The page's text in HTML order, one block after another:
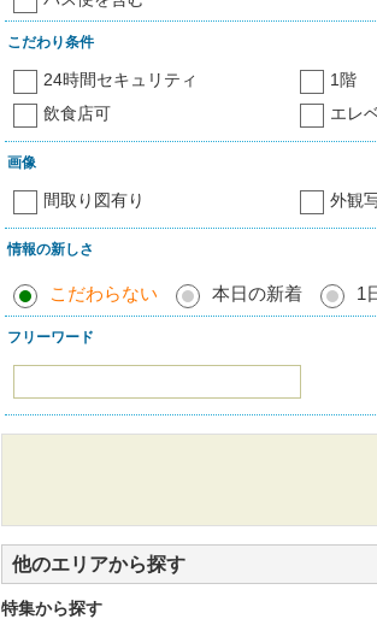
こだわり条件
24時間セキュリティ 1階
飲食店可
エレ
画像
間取り図有り 外観
情報の新しさ
こだわらない 本日の新着 1
フリーワード
他のエリアから探す
特集から探す